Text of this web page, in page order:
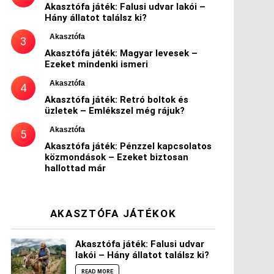
Akasztófa játék: Falusi udvar lakói –
Hány állatot találsz ki?
Akasztófa
Akasztófa játék: Magyar levesek –
Ezeket mindenki ismeri
Akasztófa
Akasztófa játék: Retró boltok és
üzletek – Emlékszel még rájuk?
Akasztófa
Akasztófa játék: Pénzzel kapcsolatos
közmondások – Ezeket biztosan
hallottad már
AKASZTÓFA JÁTÉKOK
Akasztófa játék: Falusi udvar
lakói – Hány állatot találsz ki?
READ MORE